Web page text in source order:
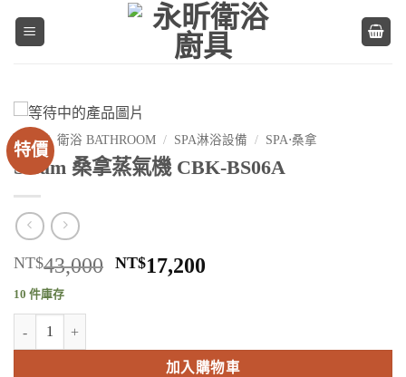
特價
首頁 / 衛浴 BATHROOM / SPA淋浴設備 / SPA⋅桑拿
Steam 桑拿蒸氣機 CBK-BS06A
NT$43,000 原
NT$43,000。
NT$17,200
NT$17,200。
10 件庫存
加入購物車